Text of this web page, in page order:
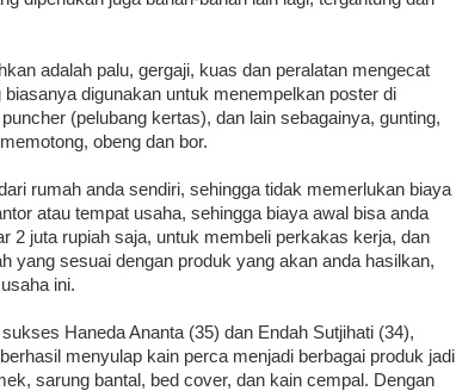
adalah palu, gergaji, kuas dan peralatan mengecat
biasanya digunakan untuk menempelkan poster di
(pelubang kertas), dan lain sebagainya, gunting,
obeng dan bor.
rumah anda sendiri, sehingga tidak memerlukan biaya
atau tempat usaha, sehingga biaya awal bisa anda
2 juta rupiah saja, untuk membeli perkakas kerja, dan
yang sesuai dengan produk yang akan anda hasilkan,
ini.
Haneda Ananta (35) dan Endah Sutjihati (34),
menyulap kain perca menjadi berbagai produk jadi
sarung bantal, bed cover, dan kain cempal. Dengan